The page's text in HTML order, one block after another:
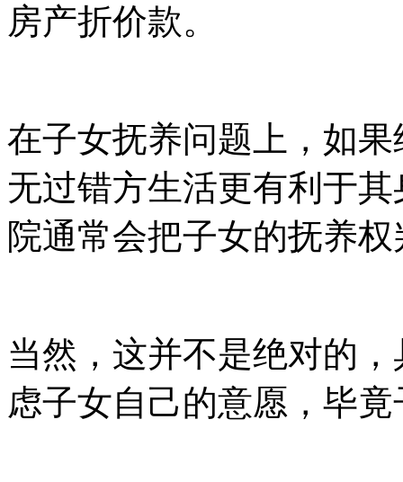
房产折价款。
在子女抚养问题上，如
无过错方生活更有利于
院通常会把子女的抚养
当然，这并不是绝对的
虑子女自己的意愿，毕